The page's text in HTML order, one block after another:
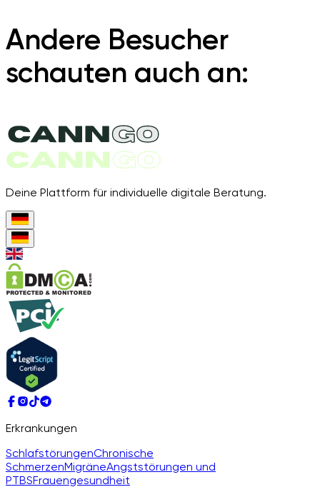
Andere Besucher
schauten auch an:
Deine Plattform für individuelle digitale Beratung.
Erkrankungen
SchlafstörungenChronische
SchmerzenMigräneAngststörungen und
PTBSFrauengesundheit